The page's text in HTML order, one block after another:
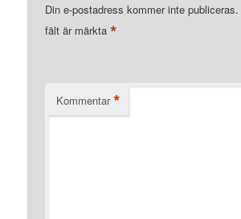
Din e-postadress kommer inte publiceras.
fält är märkta*
Kommentar *